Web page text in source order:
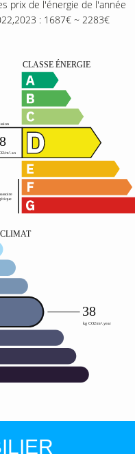
prix de l'énergie de l'année
: 1687€ ~ 2283€